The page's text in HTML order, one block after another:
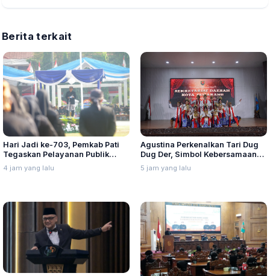
Berita terkait
Hari Jadi ke-703, Pemkab Pati
Tegaskan Pelayanan Publik
Harus Makin Cepat dan Solutif
4 jam yang lalu
Agustina Perkenalkan Tari Dug
Dug Der, Simbol Kebersamaan
Warga Semarang
5 jam yang lalu